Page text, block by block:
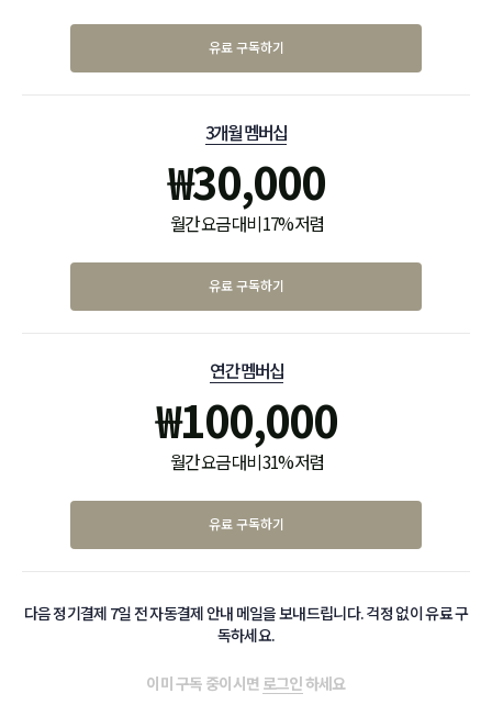
유료 구독하기
3개월 멤버십
₩30,000
월간 요금 대비 17% 저렴
유료 구독하기
연간 멤버십
₩100,000
월간 요금 대비 31% 저렴
유료 구독하기
다음 정기결제 7일 전 자동결제 안내 메일을 보내드립니다. 걱정 없이 유료 구
독하세요.
이미 구독 중이시면 로그인하세요